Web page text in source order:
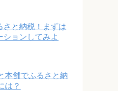
さと納税！まずは
ションしてみよ
本舗でふるさと納
は？